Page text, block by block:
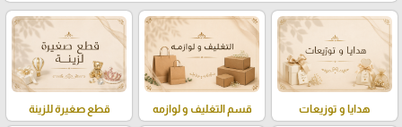
هدايا و توزيعات قسم التغليف و لوازمه قطع صغيرة للزينة